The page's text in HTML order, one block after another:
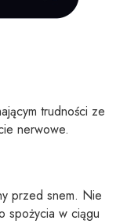
trudności ze
nerwowe.
przed snem. Nie
spożycia w ciągu